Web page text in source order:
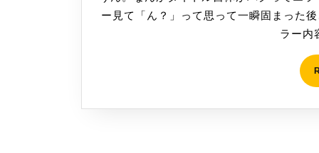
月
12
ー見て「ん？」って思って一瞬固まった
ラー